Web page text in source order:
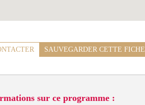
SAUVEGARDER CETTE FICHE
sur ce programme :